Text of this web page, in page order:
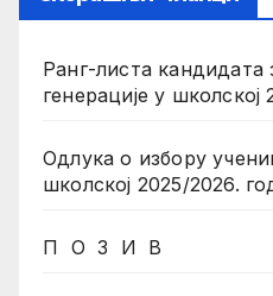
Ранг-листа кандидата
генерације у
Одлука о избору
школској 2025/2026.
П О З И В